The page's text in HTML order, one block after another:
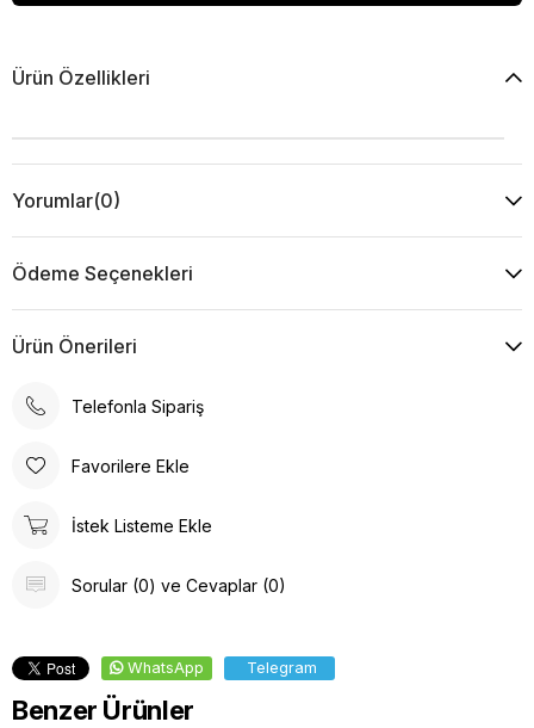
Ürün Özellikleri
Yorumlar(0)
Ödeme Seçenekleri
Ürün Önerileri
Telefonla Sipariş
Favorilere Ekle
İstek Listeme Ekle
Sorular (0) ve Cevaplar (0)
WhatsApp Telegram
Benzer Ürünler